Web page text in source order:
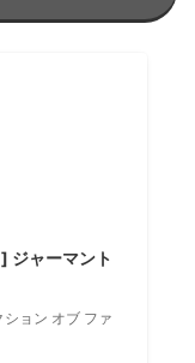
ジャーマント
ョン オブ ファ